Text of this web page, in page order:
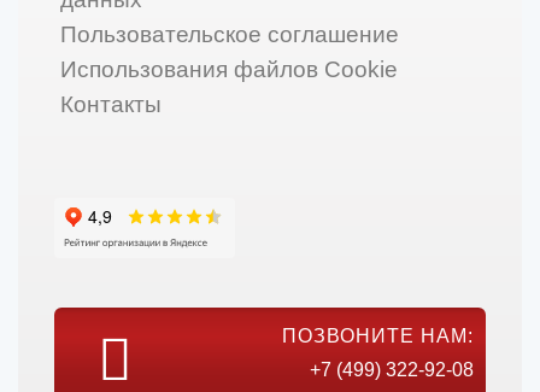
Пользовательское соглашение
Использования файлов Cookie
Контакты
ПОЗВОНИТЕ НАМ:
+7 (499) 322-92-08